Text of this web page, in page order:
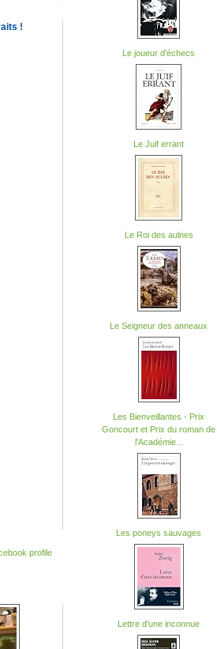
Le joueur d'échecs
Le Juif errant
Le Roi des aulnes
Le Seigneur des anneaux
Les Bienveillantes - Prix
Goncourt et Prix du roman de
l'Académie...
Les poneys sauvages
Lettre d'une inconnue
!